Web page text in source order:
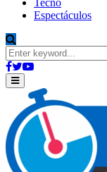
Tecno
Espectáculos
Search
for:
Facebook
Twitter
Youtube
Primary
Menu